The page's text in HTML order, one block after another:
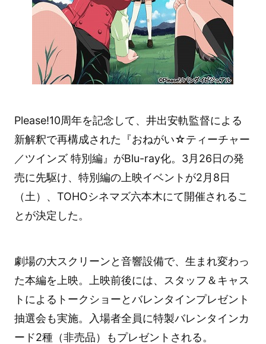
Please!10周年を記念して、井出安軌監督による
新解釈で再構成された『おねがい☆ティーチャー
／ツインズ 特別編』がBlu-ray化。3月26日の発
売に先駆け、特別編の上映イベントが2月8日
（土）、TOHOシネマズ六本木にて開催されるこ
とが決定した。
劇場の大スクリーンと音響設備で、生まれ変わっ
た本編を上映。上映前後には、スタッフ＆キャス
トによるトークショーとバレンタインプレゼント
抽選会も実施。入場者全員に特製バレンタインカ
ード2種（非売品）もプレゼントされる。